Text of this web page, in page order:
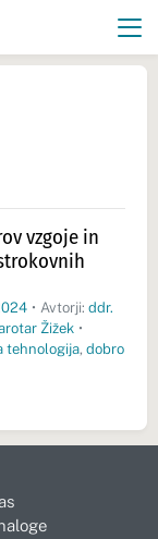
vzgoje in
• Avtorji: ddr.
Žižek •
tehnologija, dobro